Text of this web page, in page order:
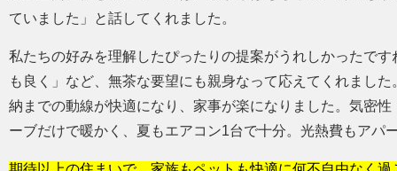
ていました
と話してくれました。
私たちの好みを理解したぴったりの提案がうれしかったです
も良く
など、無茶な要望にも親身なって応えてくれまし
納までの動線が快適になり、家事が楽になりました。気密
ーブだけで暖かく、夏もエアコン1台で十分。光熱費もアパ